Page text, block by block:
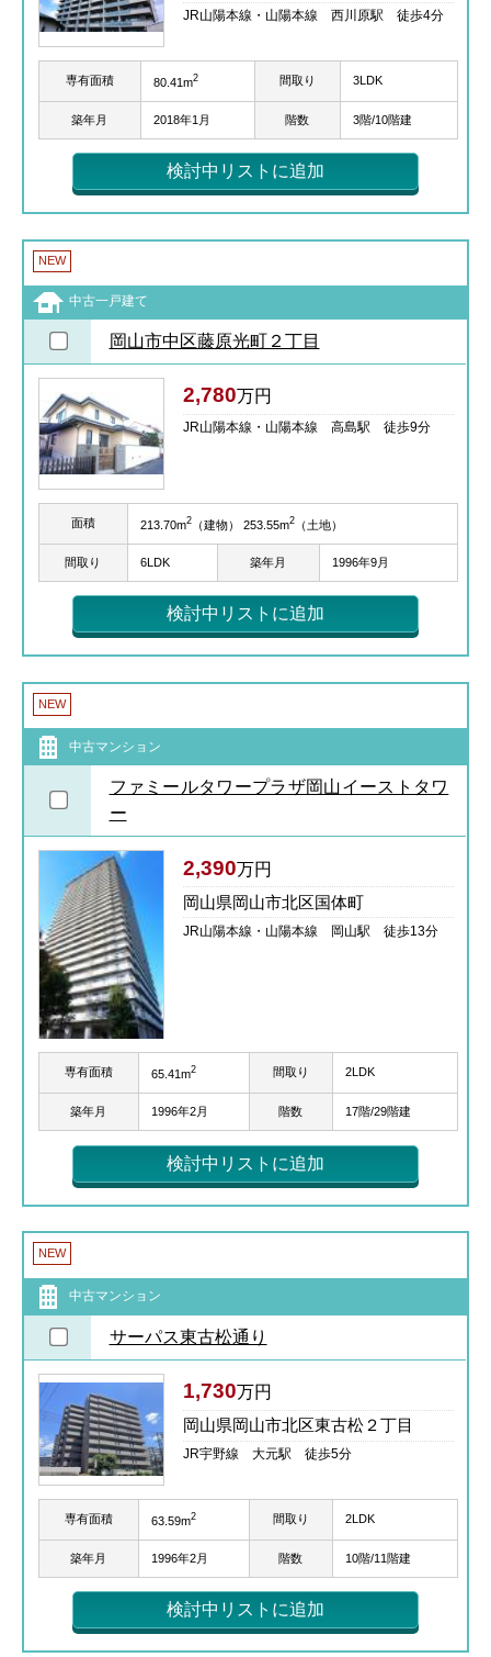
JR山陽本線・山陽本線 西川原駅 徒歩4分
専有面積 80.41m2 間取り 3LDK
築年月 2018年1月 階数 3階/10階建
検討中リストに追加
NEW
中古一戸建て
岡山市中区藤原光町２丁目
2,780万円
JR山陽本線・山陽本線 高島駅 徒歩9分
面積 213.70m2（建物） 253.55m2（土地）
間取り 6LDK 築年月 1996年9月
検討中リストに追加
NEW
中古マンション
ファミールタワープラザ岡山イーストタワ
ー
2,390万円
岡山県岡山市北区国体町
JR山陽本線・山陽本線 岡山駅 徒歩13分
専有面積 65.41m2 間取り 2LDK
築年月 1996年2月 階数 17階/29階建
検討中リストに追加
NEW
中古マンション
サーパス東古松通り
1,730万円
岡山県岡山市北区東古松２丁目
JR宇野線 大元駅 徒歩5分
専有面積 63.59m2 間取り 2LDK
築年月 1996年2月 階数 10階/11階建
検討中リストに追加